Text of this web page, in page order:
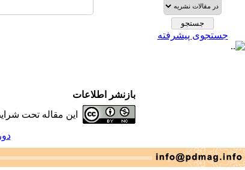
جستجوی پیشرفته
بازنشر اطلاعات
این مقاله تحت
دوره 24، شماره